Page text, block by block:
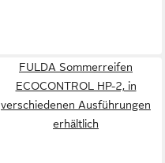
FULDA Sommerreifen
ECOCONTROL HP-2, in
verschiedenen Ausführungen
erhältlich